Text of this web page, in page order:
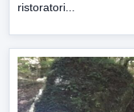
ristoratori...